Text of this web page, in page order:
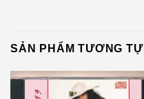
SẢN PHẨM TƯƠNG TỰ